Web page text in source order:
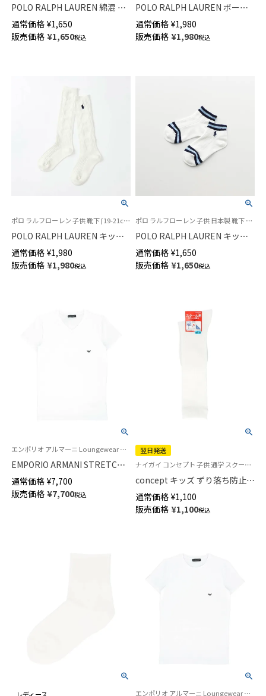
POLO RALPH LAUREN 綿混 特
殊設計 ワイドヒール 足裏メッ
シュ スニーカー丈 ソックス レ
ディース 03207993
通常価格 ¥1,650
販売価格 ¥1,650税込
POLO RALPH LAUREN ボーダ
ー 5本指ソックス オーガニック
コットン混 ショート丈 レディ
ース 03207963
通常価格 ¥1,980
販売価格 ¥1,980税込
ポロ ラルフローレン 子供 靴下 [19-21cm][22-24cm] 2025FW
POLO RALPH LAUREN キッズ
CABLE ケーブル ポロポニー刺
しゅう ハイソックス 日本製
04813711
通常価格 ¥1,980
販売価格 ¥1,980税込
ポロ ラルフローレン 子供 日本製 靴下 ポロベア 2025SS
POLO RALPH LAUREN キッズ
PP刺繍 クリケット スニーカー
丈 ソックス 04863754
通常価格 ¥1,650
販売価格 ¥1,650税込
エンポリオ アルマーニ Loungewear 公式オンラインショップ
EMPORIO ARMANI STRETCH
COTTON ストレッチコットン V
ネック 半袖 Tシャツ アンダーシ
ャツ EUサイズ メンズ
通常価格 ¥7,700
販売価格 ¥7,700税込
翌日発送
ナイガイ コンセプト 子供 通学 スクールソックス 靴下 21S-17
concept キッズ ずり落ち防止
スクール ソックス ハイソック
ス 足首パール編み かかと大き
め 直角ヒール 【365日最短翌日
通常価格 ¥1,100
販売価格 ¥1,100税込
エンポリオ アルマーニ Loungewear アンダーシャツ 公式オンラインショップ